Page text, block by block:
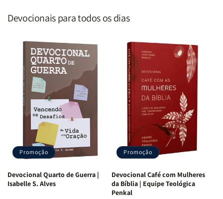
Devocionais para todos os dias
Promoção
Devocional Quarto de Guerra |
Isabelle S. Alves
Promoção
Devocional Café com Mulheres
da Bíblia | Equipe Teológica
Penkal